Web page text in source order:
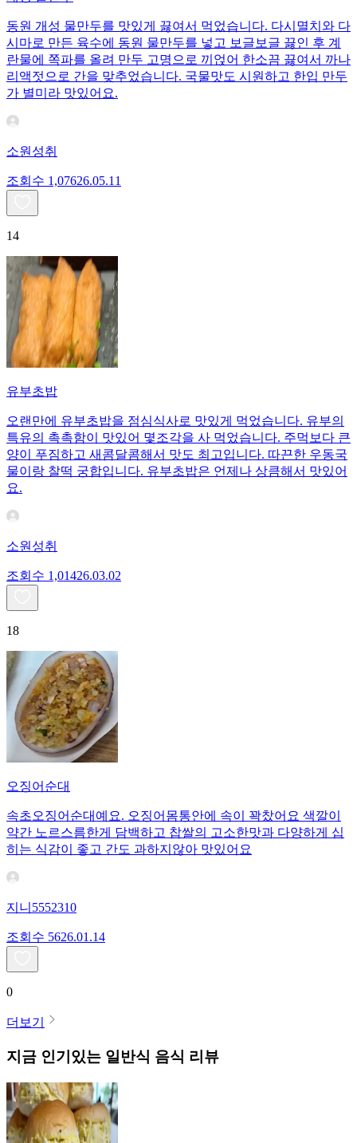
동원 개성 물만두를 맛있게 끓여서 먹었습니다. 다시멸치와 다
시마로 만든 육수에 동원 물만두를 넣고 보글보글 끓인 후 계
란물에 쪽파를 올려 만두 고명으로 끼얹어 한소끔 끓여서 까나
리액젓으로 간을 맞추었습니다. 국물맛도 시원하고 한입 만두
가 별미라 맛있어요.
소원성취
조회수 1,07626.05.11
14
유부초밥
오랜만에 유부초밥을 점심식사로 맛있게 먹었습니다. 유부의
특유의 촉촉함이 맛있어 몇조각을 사 먹었습니다. 주먹보다 큰
양이 푸짐하고 새콤달콤해서 맛도 최고입니다. 따끈한 우동국
물이랑 찰떡 궁합입니다. 유부초밥은 언제나 상큼해서 맛있어
요.
소원성취
조회수 1,01426.03.02
18
오징어순대
속초오징어순대예요. 오징어몸통안에 속이 꽉찼어요 색깔이
약간 노르스름한게 담백하고 찹쌀의 고소한맛과 다양하게 십
히는 식감이 좋고 간도 과하지않아 맛있어요
지니5552310
조회수 5626.01.14
0
더보기
지금 인기있는 일반식 음식 리뷰